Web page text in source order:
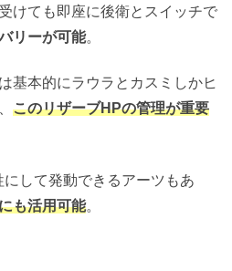
けても即座に後衛とスイッチで
リーが可能。
基本的にラウラとカスミしかヒ
このリザーブHPの管理が重要
して発動できるアーツもあ
も活用可能。